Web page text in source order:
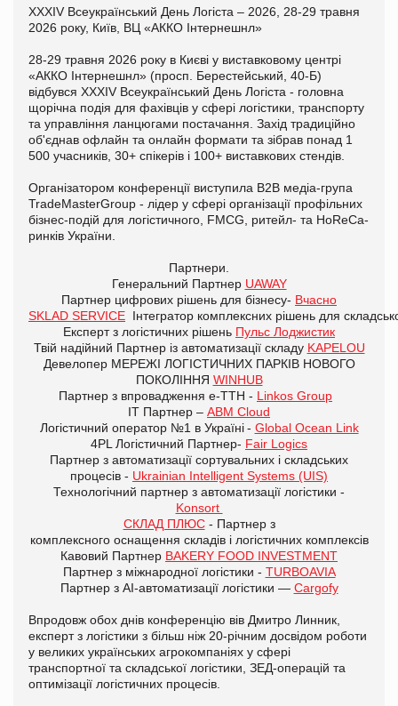
XXXIV Всеукраїнський День Логіста – 2026, 28-29 травня
2026 року, Київ, ВЦ «АККО Інтернешнл»
28-29 травня 2026 року в Києві у виставковому центрі
«АККО Інтернешнл» (просп. Берестейський, 40-Б)
відбувся XXXIV Всеукраїнський День Логіста - головна
щорічна подія для фахівців у сфері логістики, транспорту
та управління ланцюгами постачання. Захід традиційно
об'єднав офлайн та онлайн формати та зібрав понад 1
500 учасників, 30+ спікерів і 100+ виставкових стендів.
Організатором конференції виступила B2B медіа-група
TradeMasterGroup - лідер у сфері організації профільних
бізнес-подій для логістичного, FMCG, ритейл- та HoReCa-
ринків України.
Партнери.
Генеральний Партнер UAWAY
Партнер цифрових рішень для бізнесу- Вчасно
SKLAD SERVICE Інтегратор комплексних рішень для
Експерт з логістичних рішень Пульс Лоджистик
Твій надійний Партнер із автоматизації складу KAPELOU
Девелопер МЕРЕЖІ ЛОГІСТИЧНИХ ПАРКІВ НОВОГО
ПОКОЛІННЯ WINHUB
Партнер з впровадження e-ТТН - Linkos Group
ІТ Партнер – ABM Cloud
Логістичний оператор №1 в Україні - Global Ocean Link
4PL Логістичний Партнер- Fair Logics
Партнер з автоматизації сортувальних і складських
процесів - Ukrainian Intelligent Systems (UIS)
Технологічний партнер з автоматизації логістики -
Konsort
СКЛАД ПЛЮС- Партнер з
комплексного оснащення складів і логістичних комплексів
Кавовий Партнер BAKERY FOOD INVESTMENT
Партнер з міжнародної логістики - TURBOAVIA
Партнер з AI-автоматизації логістики — Cargofy
Впродовж обох днів конференцію вів Дмитро Линник,
експерт з логістики з більш ніж 20-річним досвідом роботи
у великих українських агрокомпаніях у сфері
транспортної та складської логістики, ЗЕД-операцій та
оптимізації логістичних процесів.